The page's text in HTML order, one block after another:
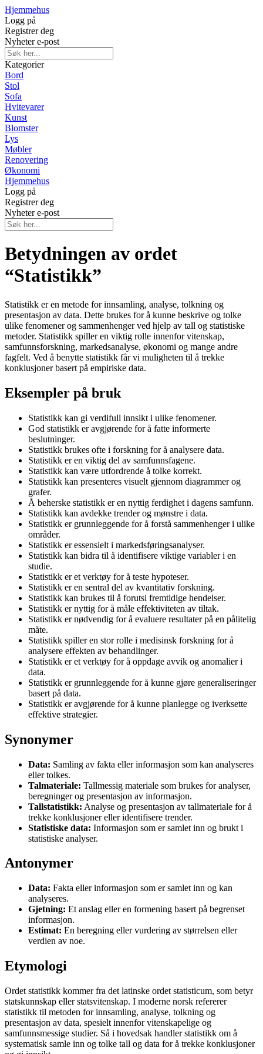
Hjemmehus
Logg på
Registrer deg
Nyheter e-post
Kategorier
Bord
Stol
Sofa
Hvitevarer
Kunst
Blomster
Lys
Møbler
Renovering
Økonomi
Hjemmehus
Logg på
Registrer deg
Nyheter e-post
Betydningen av ordet
“Statistikk”
Statistikk er en metode for innsamling, analyse, tolkning og
presentasjon av data. Dette brukes for å kunne beskrive og tolke
ulike fenomener og sammenhenger ved hjelp av tall og statistiske
metoder. Statistikk spiller en viktig rolle innenfor vitenskap,
samfunnsforskning, markedsanalyse, økonomi og mange andre
fagfelt. Ved å benytte statistikk får vi muligheten til å trekke
konklusjoner basert på empiriske data.
Eksempler på bruk
Statistikk kan gi verdifull innsikt i ulike fenomener.
God statistikk er avgjørende for å fatte informerte
beslutninger.
Statistikk brukes ofte i forskning for å analysere data.
Statistikk er en viktig del av samfunnsfagene.
Statistikk kan være utfordrende å tolke korrekt.
Statistikk kan presenteres visuelt gjennom diagrammer og
grafer.
Å beherske statistikk er en nyttig ferdighet i dagens samfunn.
Statistikk kan avdekke trender og mønstre i data.
Statistikk er grunnleggende for å forstå sammenhenger i ulike
områder.
Statistikk er essensielt i markedsføringsanalyser.
Statistikk kan bidra til å identifisere viktige variabler i en
studie.
Statistikk er et verktøy for å teste hypoteser.
Statistikk er en sentral del av kvantitativ forskning.
Statistikk kan brukes til å forutsi fremtidige hendelser.
Statistikk er nyttig for å måle effektiviteten av tiltak.
Statistikk er nødvendig for å evaluere resultater på en pålitelig
måte.
Statistikk spiller en stor rolle i medisinsk forskning for å
analysere effekten av behandlinger.
Statistikk er et verktøy for å oppdage avvik og anomalier i
data.
Statistikk er grunnleggende for å kunne gjøre generaliseringer
basert på data.
Statistikk er avgjørende for å kunne planlegge og iverksette
effektive strategier.
Synonymer
Data: Samling av fakta eller informasjon som kan analyseres
eller tolkes.
Talmateriale: Tallmessig materiale som brukes for analyser,
beregninger og presentasjon av informasjon.
Tallstatistikk: Analyse og presentasjon av tallmateriale for å
trekke konklusjoner eller identifisere trender.
Statistiske data: Informasjon som er samlet inn og brukt i
statistiske analyser.
Antonymer
Data: Fakta eller informasjon som er samlet inn og kan
analyseres.
Gjetning: Et anslag eller en formening basert på begrenset
informasjon.
Estimat: En beregning eller vurdering av størrelsen eller
verdien av noe.
Etymologi
Ordet statistikk kommer fra det latinske ordet statisticum, som betyr
statskunnskap eller statsvitenskap. I moderne norsk refererer
statistikk til metoden for innsamling, analyse, tolkning og
presentasjon av data, spesielt innenfor vitenskapelige og
samfunnsmessige studier. Så i hovedsak handler statistikk om å
systematisk samle inn og tolke tall og data for å trekke konklusjoner